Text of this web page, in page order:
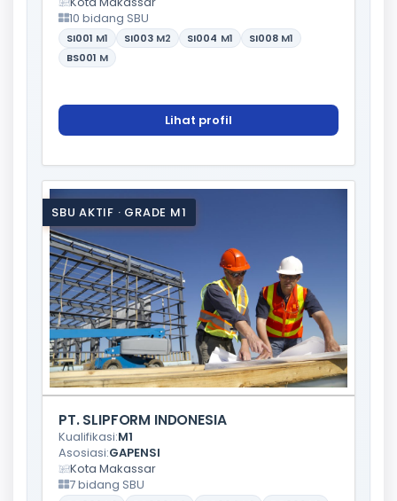
10 bidang SBU
SI001 M1 SI003 M2 SI004 M1 SI008 M1
BS001 M
Lihat profil
SBU AKTIF · GRADE M1
PT. SLIPFORM INDONESIA
Kualifikasi:M1
Asosiasi:GAPENSI
Kota Makassar
7 bidang SBU